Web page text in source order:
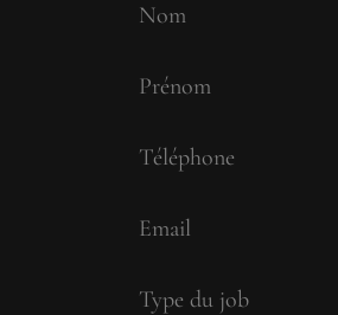
Nom
Prénom
Téléphone
Email
Type du job